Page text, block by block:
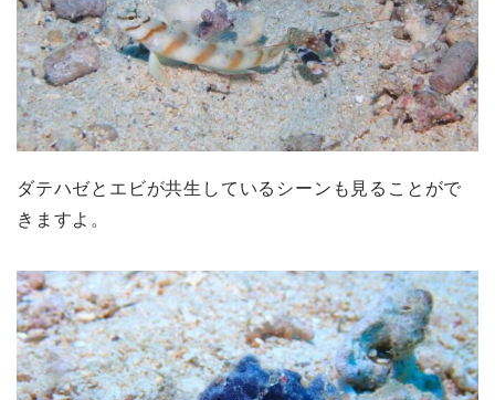
ダテハゼとエビが共生しているシーンも見ることがで
きますよ。